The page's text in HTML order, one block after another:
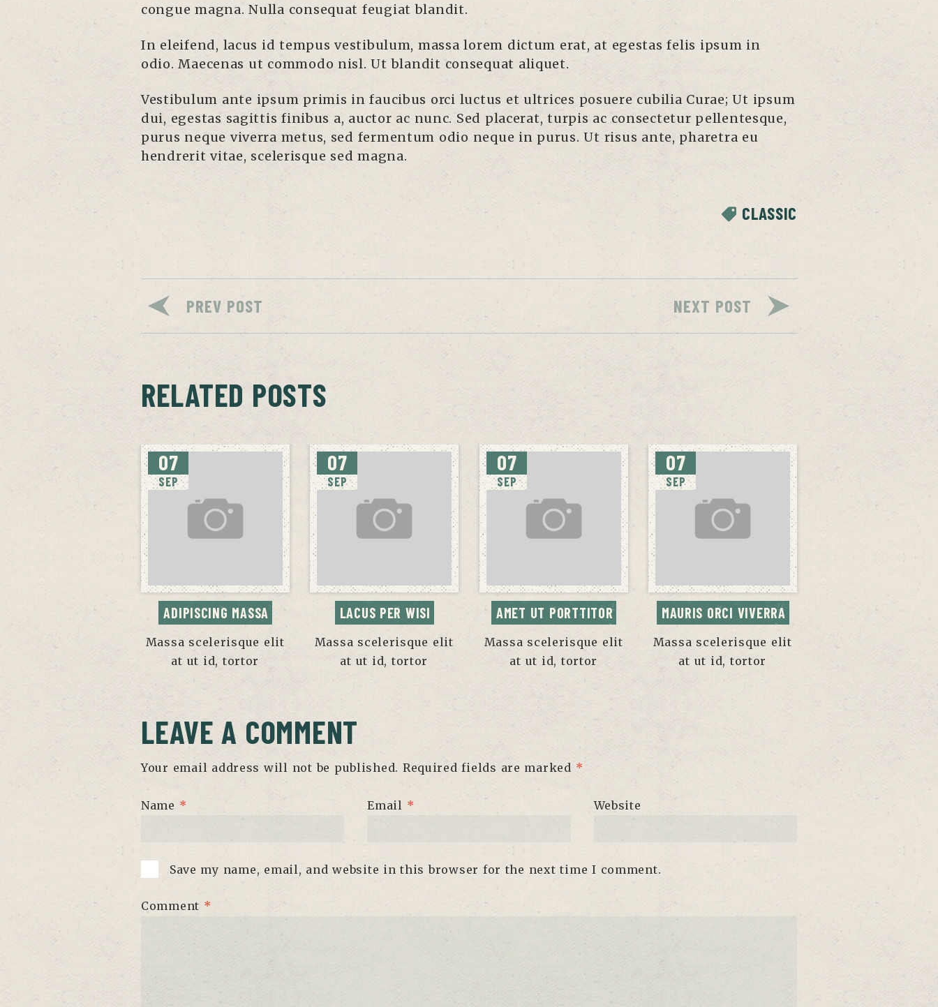
congue magna. Nulla consequat feugiat blandit.
In eleifend, lacus id tempus vestibulum, massa lorem dictum erat, at egestas felis ipsum in
odio. Maecenas ut commodo nisl. Ut blandit consequat aliquet.
Vestibulum ante ipsum primis in faucibus orci luctus et ultrices posuere cubilia Curae; Ut ipsum
dui, egestas sagittis finibus a, auctor ac nunc. Sed placerat, turpis ac consectetur pellentesque,
purus neque viverra metus, sed fermentum odio neque in purus. Ut risus ante, pharetra eu
hendrerit vitae, scelerisque sed magna.
CLASSIC
PREV POST NEXT POST
RELATED POSTS
07
SEP
ADIPISCING MASSA
Massa scelerisque elit
at ut id, tortor
07
SEP
LACUS PER WISI
Massa scelerisque elit
at ut id, tortor
07
SEP
AMET UT PORTTITOR
Massa scelerisque elit
at ut id, tortor
07
SEP
MAURIS ORCI VIVERRA
Massa scelerisque elit
at ut id, tortor
LEAVE A COMMENT
Your email address will not be published. Required fields are marked *
Name * Email * Website
Save my name, email, and website in this browser for the next time I comment.
Comment *